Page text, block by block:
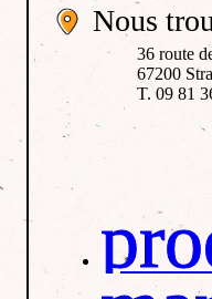
Nous
36 route
67200
T. 09 81